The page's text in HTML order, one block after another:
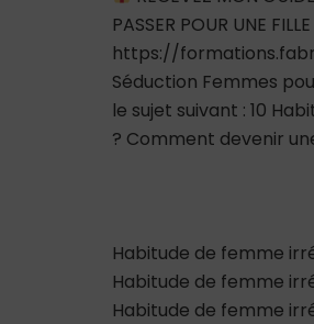
PASSER POUR UNE
https://
Séduction Femmes
le sujet suivant : 10
? Comment devenir
Habitude de femme
Habitude de femme
Habitude de femme